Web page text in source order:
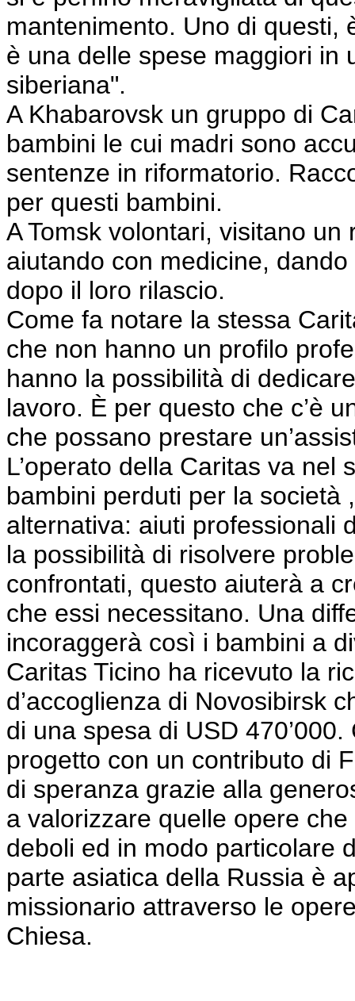
mantenimento. Uno di questi,
è una delle spese maggiori in
siberiana".
A Khabarovsk un gruppo di
bambini le cui madri sono
sentenze in riformatorio.
per questi bambini.
A Tomsk volontari, visitano
aiutando con medicine,
dopo il loro rilascio.
Come fa notare la stessa
che non hanno un profilo
hanno la possibilità di
lavoro. È per questo che c’è
che possano prestare
L’operato della Caritas va
bambini perduti per la società
alternativa: aiuti professionali
la possibilità di risolvere
confrontati, questo aiuterà a
che essi necessitano. Una
incoraggerà così i bambini a
Caritas Ticino ha ricevuto la
d’accoglienza di Novosibirsk
di una spesa di USD
progetto con un contributo di
di speranza grazie alla
a valorizzare quelle opere
deboli ed in modo particolare
parte asiatica della Russia è
missionario attraverso le
Chiesa.